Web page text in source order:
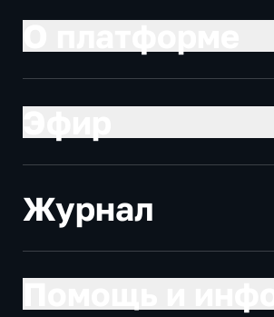
Журнал